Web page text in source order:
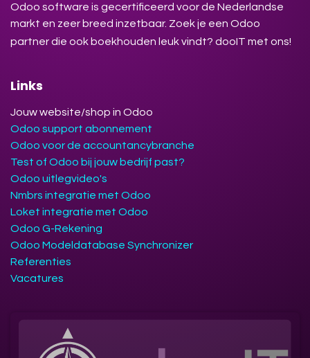
Odoo software is gecertificeerd voor de Nederlandse
markt en zeer breed inzetbaar. Zoek je een Odoo
partner die ook boekhouden leuk vindt? dooIT met ons!
Links
Jouw website/shop in Odoo
Odoo support abonnement
Odoo voor de accountancybranche
Test of Odoo bij jouw bedrijf past?
Odoo uitlegvideo's
Nmbrs integratie met Odoo
Loket integratie met Odoo
Odoo G-Rekening
Odoo Modeldatabase Synchronizer
Referenties
Vacatures